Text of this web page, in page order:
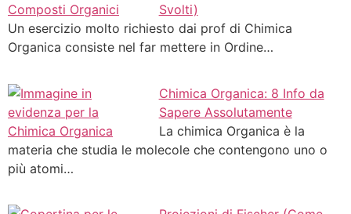
Svolti)
Un esercizio molto richiesto dai prof di Chimica
Organica consiste nel far mettere in Ordine…
Chimica Organica: 8 Info da
Sapere Assolutamente
La chimica Organica è la
materia che studia le molecole che contengono uno o
più atomi…